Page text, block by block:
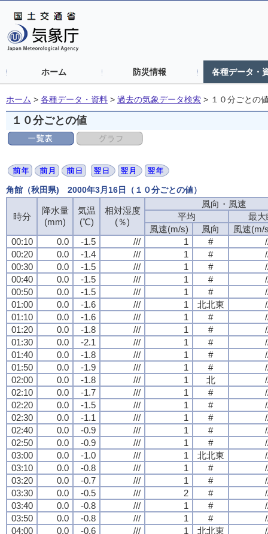
ホーム 防災情報 各種データ・
ホーム > 各種データ・資料 > 過去の気象データ検索 > １０分ごとの
１０分ごとの値
角館（秋田県) 2000年3月16日（１０分ごとの値）
時分
降水量
(mm)
気温
(℃)
相対湿度
(％)
風向・風速
平均
最大
風速(m/s)
風向
風速(m/
00:10
0.0 -1.5 /// 1 #
00:20
0.0 -1.4 /// 1 #
00:30
0.0 -1.5 /// 1 #
00:40
0.0 -1.5 /// 1 #
00:50
0.0 -1.5 /// 1 #
01:00
0.0 -1.6 /// 1 北北東
01:10
0.0 -1.6 /// 1 #
01:20
0.0 -1.8 /// 1 #
01:30
0.0 -2.1 /// 1 #
01:40
0.0 -1.8 /// 1 #
01:50
0.0 -1.9 /// 1 #
02:00
0.0 -1.8 /// 1 北
02:10
0.0 -1.7 /// 1 #
02:20
0.0 -1.5 /// 1 #
02:30
0.0 -1.1 /// 1 #
02:40
0.0 -0.9 /// 1 #
02:50
0.0 -0.9 /// 1 #
03:00
0.0 -1.0 /// 1 北北東
03:10
0.0 -0.8 /// 1 #
03:20
0.0 -0.7 /// 1 #
03:30
0.0 -0.5 /// 2 #
03:40
0.0 -0.8 /// 1 #
03:50
0.0 -0.8 /// 1 #
04:00
0.0 -0.6 /// 1 北北東